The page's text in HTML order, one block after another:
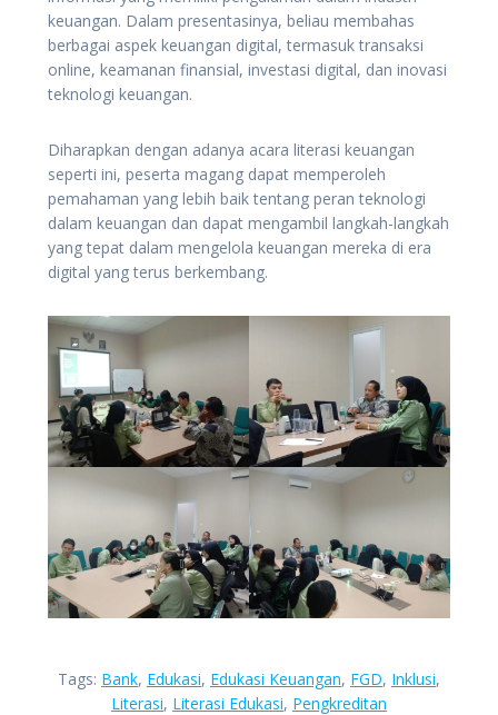
keuangan. Dalam presentasinya, beliau membahas
berbagai aspek keuangan digital, termasuk transaksi
online, keamanan finansial, investasi digital, dan inovasi
teknologi keuangan.
Diharapkan dengan adanya acara literasi keuangan
seperti ini, peserta magang dapat memperoleh
pemahaman yang lebih baik tentang peran teknologi
dalam keuangan dan dapat mengambil langkah-langkah
yang tepat dalam mengelola keuangan mereka di era
digital yang terus berkembang.
Tags: Bank, Edukasi, Edukasi Keuangan, FGD, Inklusi,
Literasi, Literasi Edukasi, Pengkreditan